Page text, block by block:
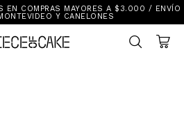
EN COMPRAS MAYORES A $3.000 / ENVÍO
Y CANELONES